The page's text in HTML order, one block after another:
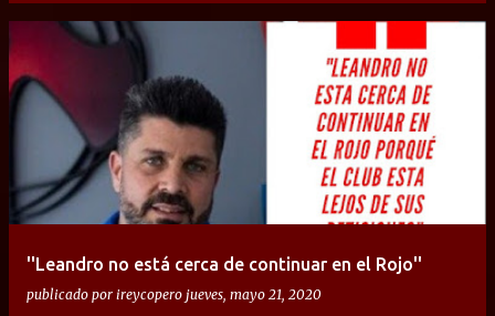
''Leandro no está cerca de continuar en el Rojo''
publicado por ireycopero jueves, mayo 21, 2020